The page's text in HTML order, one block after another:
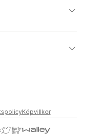
Köpvillkor